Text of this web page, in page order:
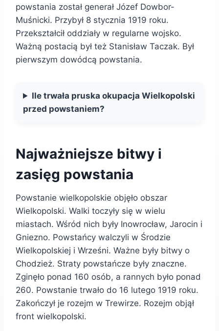
powstania został generał Józef Dowbor-
Muśnicki. Przybył 8 stycznia 1919 roku.
Przekształcił oddziały w regularne wojsko.
Ważną postacią był też Stanisław Taczak. Był
pierwszym dowódcą powstania.
Ile trwała pruska okupacja Wielkopolski
przed powstaniem?
Najważniejsze bitwy i
zasięg powstania
Powstanie wielkopolskie objęło obszar
Wielkopolski. Walki toczyły się w wielu
miastach. Wśród nich były Inowrocław, Jarocin i
Gniezno. Powstańcy walczyli w Środzie
Wielkopolskiej i Wrześni. Ważne były bitwy o
Chodzież. Straty powstańcze były znaczne.
Zginęło ponad 160 osób, a rannych było ponad
260. Powstanie trwało do 16 lutego 1919 roku.
Zakończył je rozejm w Trewirze. Rozejm objął
front wielkopolski.